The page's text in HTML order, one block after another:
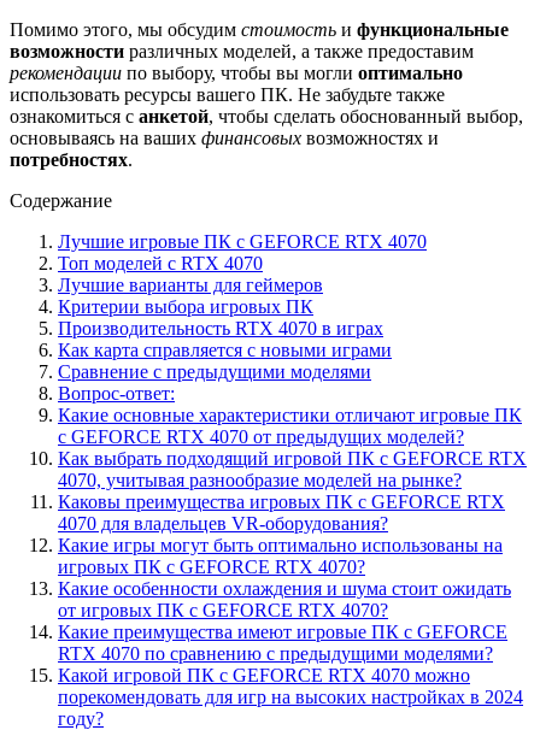
Помимо этого, мы обсудим стоимость и функциональные
возможности различных моделей, а также предоставим
рекомендации по выбору, чтобы вы могли оптимально
использовать ресурсы вашего ПК. Не забудьте также
ознакомиться с анкетой, чтобы сделать обоснованный выбор,
основываясь на ваших финансовых возможностях и
потребностях.
Содержание
Лучшие игровые ПК с GEFORCE RTX 4070
Топ моделей с RTX 4070
Лучшие варианты для геймеров
Критерии выбора игровых ПК
Производительность RTX 4070 в играх
Как карта справляется с новыми играми
Сравнение с предыдущими моделями
Вопрос-ответ:
Какие основные характеристики отличают игровые ПК
с GEFORCE RTX 4070 от предыдущих моделей?
Как выбрать подходящий игровой ПК с GEFORCE RTX
4070, учитывая разнообразие моделей на рынке?
Каковы преимущества игровых ПК с GEFORCE RTX
4070 для владельцев VR-оборудования?
Какие игры могут быть оптимально использованы на
игровых ПК с GEFORCE RTX 4070?
Какие особенности охлаждения и шума стоит ожидать
от игровых ПК с GEFORCE RTX 4070?
Какие преимущества имеют игровые ПК с GEFORCE
RTX 4070 по сравнению с предыдущими моделями?
Какой игровой ПК с GEFORCE RTX 4070 можно
порекомендовать для игр на высоких настройках в 2024
году?